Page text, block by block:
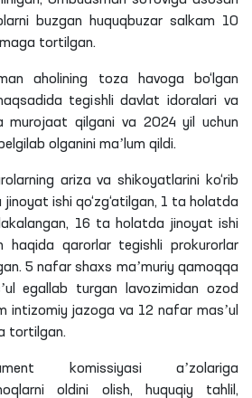
buzgan huquqbuzar salkam 10
tortilgan.
aholining toza havoga bo‘lgan
tegishli davlat idoralari va
murojaat qilgani va 2024 yil uchun
olganini maʼlum qildi.
ariza va shikoyatlarini ko‘rib
jinoyat ishi qo‘zg‘atilgan, 1 ta holatda
16 ta holatda jinoyat ishi
haqida qarorlar tegishli prokurorlar
5 nafar shaxs maʼmuriy qamoqqa
egallab turgan lavozimidan ozod
intizomiy jazoga va 12 nafar masʼul
tortilgan.
komissiyasi aʼzolariga
oldini olish, huquqiy tahlil,